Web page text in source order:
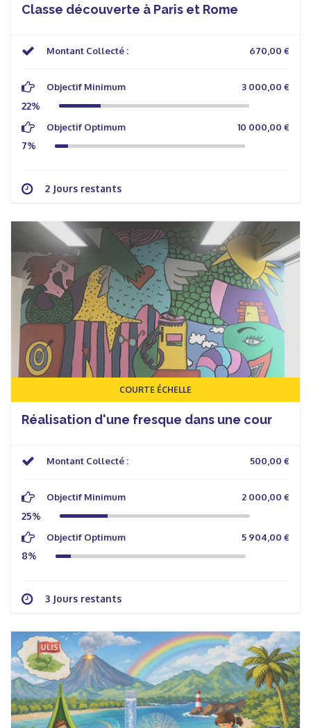
Classe découverte à Paris et Rome
Montant Collecté : 670,00 €
Objectif Minimum 3 000,00 €
22%
Objectif Optimum 10 000,00 €
7%
2 Jours restants
COURTE ÉCHELLE
Réalisation d'une fresque dans une cour
Montant Collecté : 500,00 €
Objectif Minimum 2 000,00 €
25%
Objectif Optimum 5 904,00 €
8%
3 Jours restants